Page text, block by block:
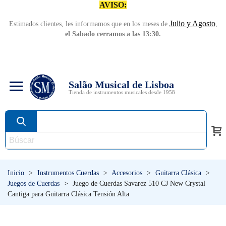
AVISO:
Estimados clientes, les informamos que en los meses de Julio y Agosto,
el Sabado cerramos a las 13:30.
Salão Musical de Lisboa
Tienda de instrumentos musicales desde 1958
Inicio > Instrumentos Cuerdas > Accesorios > Guitarra Clásica >
Juegos de Cuerdas >
Juego de Cuerdas Savarez 510 CJ New Crystal
Cantiga para Guitarra Clásica Tensión Alta